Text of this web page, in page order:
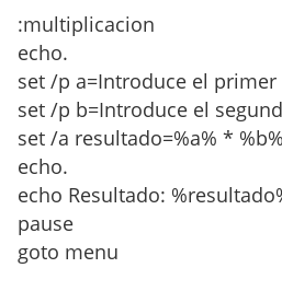
:multiplicacion
echo.
set /p a=Introduce el
set /p b=Introduce el
set /a resultado=%a% * %b%
echo.
echo Resultado:
pause
goto menu